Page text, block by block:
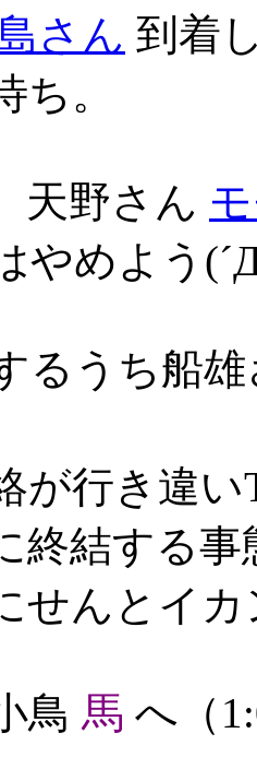
さん 到着
ち。
天野さん
やめよう
るうち船
が行き違
終結する事
せんとイ
鳥 馬 へ（